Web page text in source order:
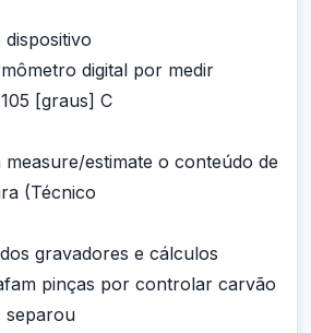
digital por medir
[graus] C
estimate o conteúdo de
(Técnico
gravadores e cálculos
pinças por controlar carvão
separou